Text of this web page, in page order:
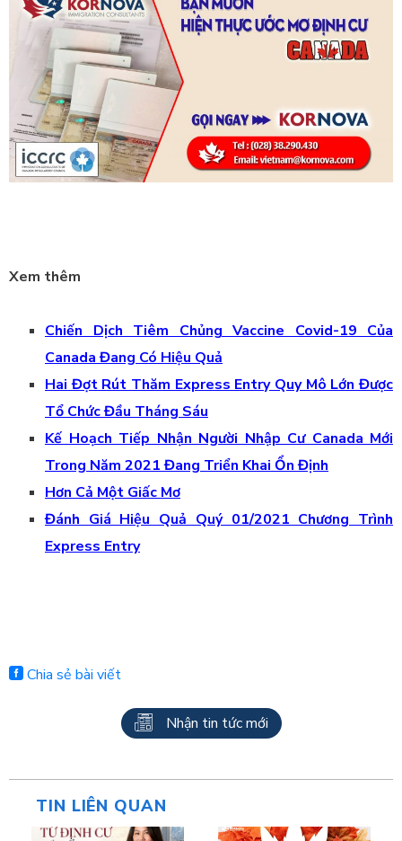
Xem thêm
Chiến Dịch Tiêm Chủng Vaccine Covid-19 Của
Canada Đang Có Hiệu Quả
Hai Đợt Rút Thăm Express Entry Quy Mô Lớn Được
Tổ Chức Đầu Tháng Sáu
Kế Hoạch Tiếp Nhận Người Nhập Cư Canada Mới
Trong Năm 2021 Đang Triển Khai Ổn Định
Hơn Cả Một Giấc Mơ
Đánh Giá Hiệu Quả Quý 01/2021 Chương Trình
Express Entry
Chia sẻ bài viết
Nhận tin tức mới
TIN LIÊN QUAN